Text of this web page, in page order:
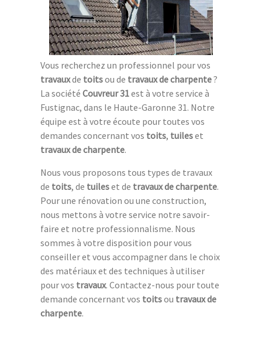
Vous recherchez un professionnel pour vos
travauxde toitsou de travaux de charpente?
La société Couvreur 31est à votre service à
Fustignac, dans le Haute-Garonne 31. Notre
équipe est à votre écoute pour toutes vos
demandes concernant vos toits, tuileset
travaux de charpente.
Nous vous proposons tous types de travaux
de toits, de tuileset de travaux de charpente.
Pour une rénovation ou une construction,
nous mettons à votre service notre savoir-
faire et notre professionnalisme. Nous
sommes à votre disposition pour vous
conseiller et vous accompagner dans le choix
des matériaux et des techniques à utiliser
pour vos travaux. Contactez-nous pour toute
demande concernant vos toitsou travaux de
charpente.